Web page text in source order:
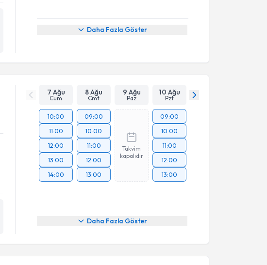
Daha Fazla Göster
7 Ağu
Cum
8 Ağu
Cmt
9 Ağu
Paz
10 Ağu
Pzt
10:00
11:00
12:00
13:00
14:00
09:00
10:00
11:00
12:00
13:00
Takvim
kapalıdır
09:00
10:00
11:00
12:00
13:00
Daha Fazla Göster